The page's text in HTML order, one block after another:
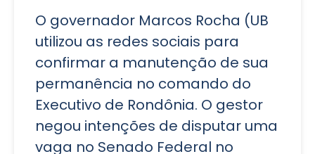
O governador Marcos Rocha (UB
utilizou as redes sociais para
confirmar a manutenção de sua
permanência no comando do
Executivo de Rondônia. O gestor
negou intenções de disputar uma
vaga no Senado Federal no